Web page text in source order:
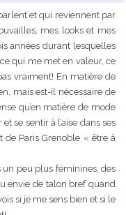
et qui reviennent par
mes looks et mes
années durant lesquelles
ce qui me met en valeur, ce
vraiment! En matière de
mais est-il nécessaire de
qu’en matière de mode
se sentir à l’aise dans ses
de Paris Grenoble « être à
un peu plus féminines, des
envie de talon bref quand
si je me sens bien et si le